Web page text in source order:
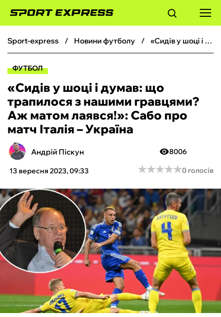
ФУТБОЛ
БОКС
ХОКЕЙ
ТЕНІС
КІБЕРСПОРТ
ЧС-2026
ФУТЗАЛ
ІНШІ
БУКМЕКЕРИ
sport-express новини футболу «Сидів у шоці і думав: що трапилося з нашими гравцями? Аж матом лаявся!»: Сабо про матч Італія – Україна
ФУТБОЛ
«Сидів у шоці і думав: що
трапилося з нашими гравцями?
Аж матом лаявся!»: Сабо про
матч Італія – Україна
Андрій Піскун
13 вересня 2023, 09:33
8006
★★★★★
★★★★★0 голосів